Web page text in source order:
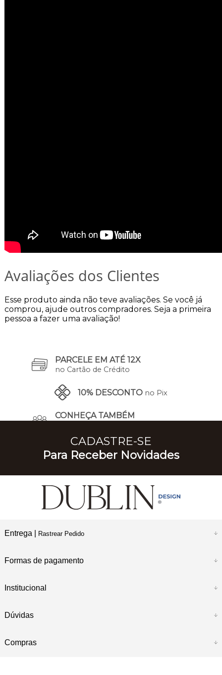
Avaliações dos Clientes
Esse produto ainda não teve avaliações. Se você já
comprou, ajude outros compradores. Seja a primeira
pessoa a fazer uma avaliação!
PARCELE EM ATÉ 12X
no Cartão de Crédito
10% DESCONTO no Pix
CONHEÇA TAMBÉM
CADASTRE-SE
Para Receber Novidades
Entrega | Rastrear Pedido
Formas de pagamento
Institucional
Dúvidas
Compras